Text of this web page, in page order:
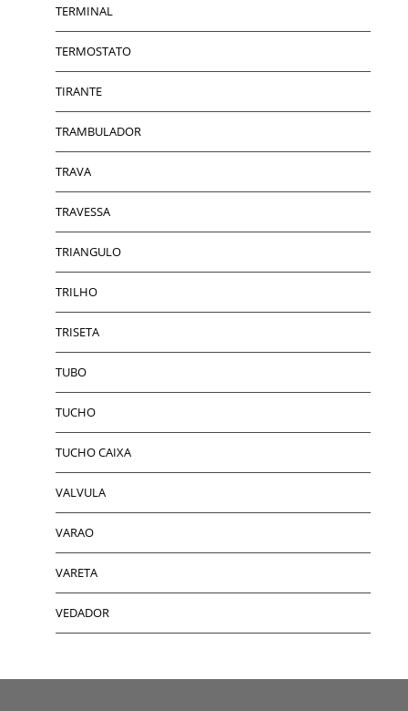
TERMINAL
TERMOSTATO
TIRANTE
TRAMBULADOR
TRAVA
TRAVESSA
TRIANGULO
TRILHO
TRISETA
TUBO
TUCHO
TUCHO CAIXA
VALVULA
VARAO
VARETA
VEDADOR